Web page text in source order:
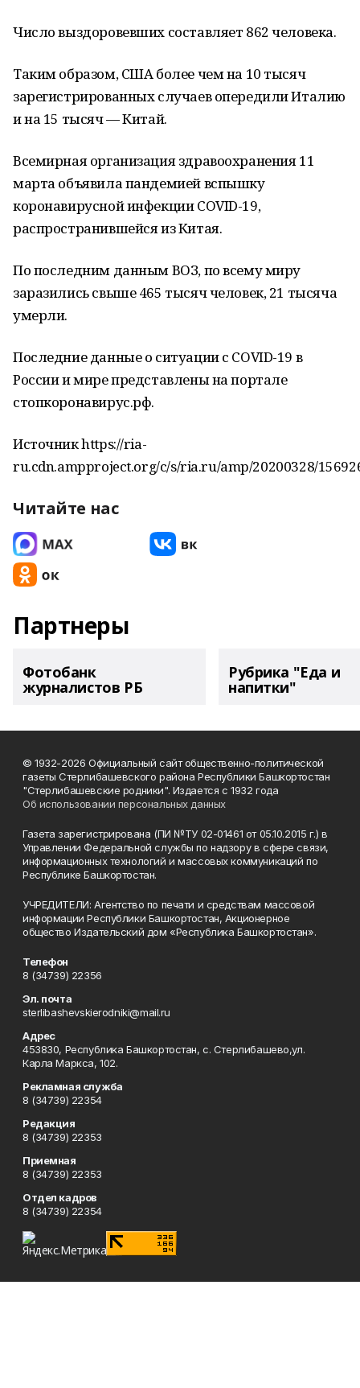
Число выздоровевших составляет 862 человека.
Таким образом, США более чем на 10 тысяч
зарегистрированных случаев опередили Италию
и на 15 тысяч — Китай.
Всемирная организация здравоохранения 11
марта объявила пандемией вспышку
коронавирусной инфекции COVID-19,
распространившейся из Китая.
По последним данным ВОЗ, по всему миру
заразились свыше 465 тысяч человек, 21 тысяча
умерли.
Последние данные о ситуации с COVID-19 в
России и мире представлены на портале
стопкоронавирус.рф.
Источник https://ria-
ru.cdn.ampproject.org/c/s/ria.ru/amp/20200328/
Читайте нас
Партнеры
Фотобанк
журналистов РБ
Рубрика "Еда и
напитки"
© 1932-2026 Официальный сайт общественно-политической
газеты Стерлибашевского района Республики Башкортостан
"Стерлибашевские родники". Издается с 1932 года
Об использовании персональных данных
Газета зарегистрирована (ПИ №ТУ 02-01461 от 05.10.2015 г.) в
Управлении Федеральной службы по надзору в сфере связи,
информационных технологий и массовых коммуникаций по
Республике Башкортостан.
УЧРЕДИТЕЛИ: Агентство по печати и средствам массовой
информации Республики Башкортостан, Акционерное
общество Издательский дом «Республика Башкортостан».
Телефон
8 (34739) 22356
Эл. почта
sterlibashevskierodniki@mail.ru
Адрес
453830, Республика Башкортостан, c. Стерлибашево,ул.
Карла Маркса, 102.
Рекламная служба
8 (34739) 22354
Редакция
8 (34739) 22353
Приемная
8 (34739) 22353
Отдел кадров
8 (34739) 22354